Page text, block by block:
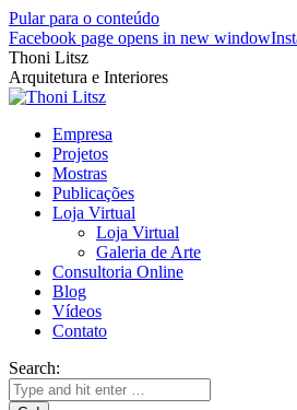
Pular para o conteúdo
Facebook page opens in new window
Thoni Litsz
Arquitetura e Interiores
Empresa
Projetos
Mostras
Publicações
Loja Virtual
Loja Virtual
Galeria de Arte
Consultoria Online
Blog
Vídeos
Contato
Search: